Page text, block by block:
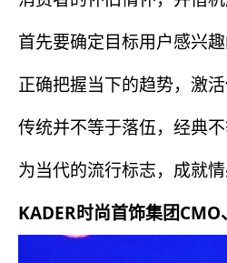
首先要确定目标用户感兴
正确把握当下的趋势，激
传统并不等于落伍，经典
为当代的流行标志，成就
KADER时尚首饰集团